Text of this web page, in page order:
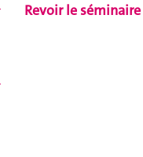
Revoir le séminaire